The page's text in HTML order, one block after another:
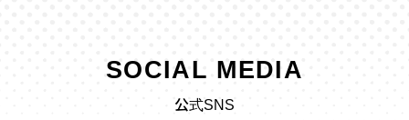
SOCIAL MEDIA
公式SNS